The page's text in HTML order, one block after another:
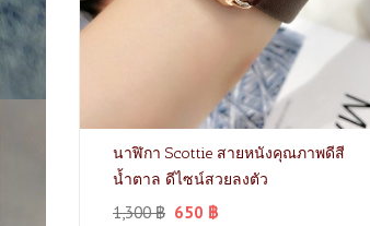
นาฬิกา Scottie สายหนังคุณภาพดีสี
น้ำตาล ดีไซน์สวยลงตัว
1,300฿ 650 ฿